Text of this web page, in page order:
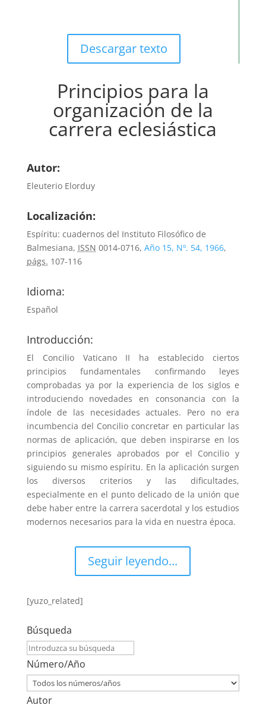
Descargar texto
Principios para la
organización de la
carrera eclesiástica
Autor:
Eleuterio Elorduy
Localización:
Espíritu: cuadernos del Instituto Filosófico de
Balmesiana, ISSN 0014-0716, Año 15, Nº. 54, 1966,
págs. 107-116
Idioma:
Español
Introducción:
El Concilio Vaticano II ha establecido ciertos
principios fundamentales confirmando leyes
comprobadas ya por la experiencia de los siglos e
introduciendo novedades en consonancia con la
índole de las necesidades actuales. Pero no era
incumbencia del Concilio concretar en particular las
normas de aplicación, que deben inspirarse en los
principios generales aprobados por el Concilio y
siguiendo su mismo espíritu. En la aplicación surgen
los diversos criterios y las dificultades,
especialmente en el punto delicado de la unión que
debe haber entre la carrera sacerdotal y los estudios
modernos necesarios para la vida en nuestra época.
Seguir leyendo...
[yuzo_related]
Búsqueda
Número/Año
Autor